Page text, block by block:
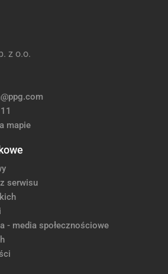
z o.o.
mapie
serwisu
- media społecznościowe